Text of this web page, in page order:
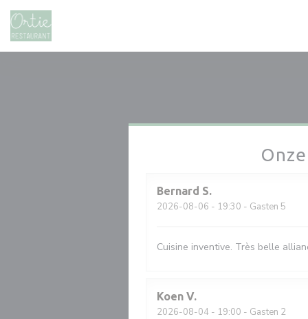
Cookies beheer paneel
Bernard S
2026-08-06 - 19:30 - Gasten 5
Cuisine inventive. Très belle
Koen V
2026-08-04 - 19:00 - Gasten 2